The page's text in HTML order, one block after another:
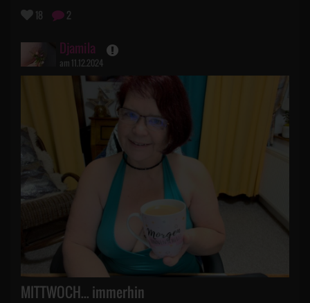
18 2
Djamila
am 11.12.2024
MITTWOCH... immerhin